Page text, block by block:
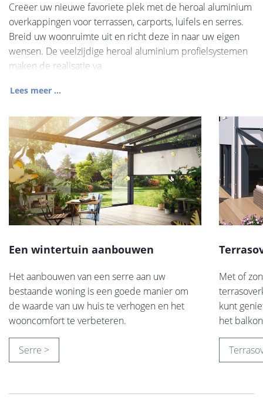
Creëer uw nieuwe favoriete plek met de heroal aluminium
overkappingen voor terrassen, carports, luifels en serres.
Breid uw woonruimte uit en richt deze in naar uw eigen
wensen. De veelzijdige heroal aluminium profielsystemen
maken de realisatie va
Lees meer ...
Een wintertuin aanbouwen
Het aanbouwen van een serre aan uw
bestaande woning is een goede manier om
de waarde van uw huis te verhogen en het
wooncomfort te verbeteren.
Serre >
Met of
kunt
het